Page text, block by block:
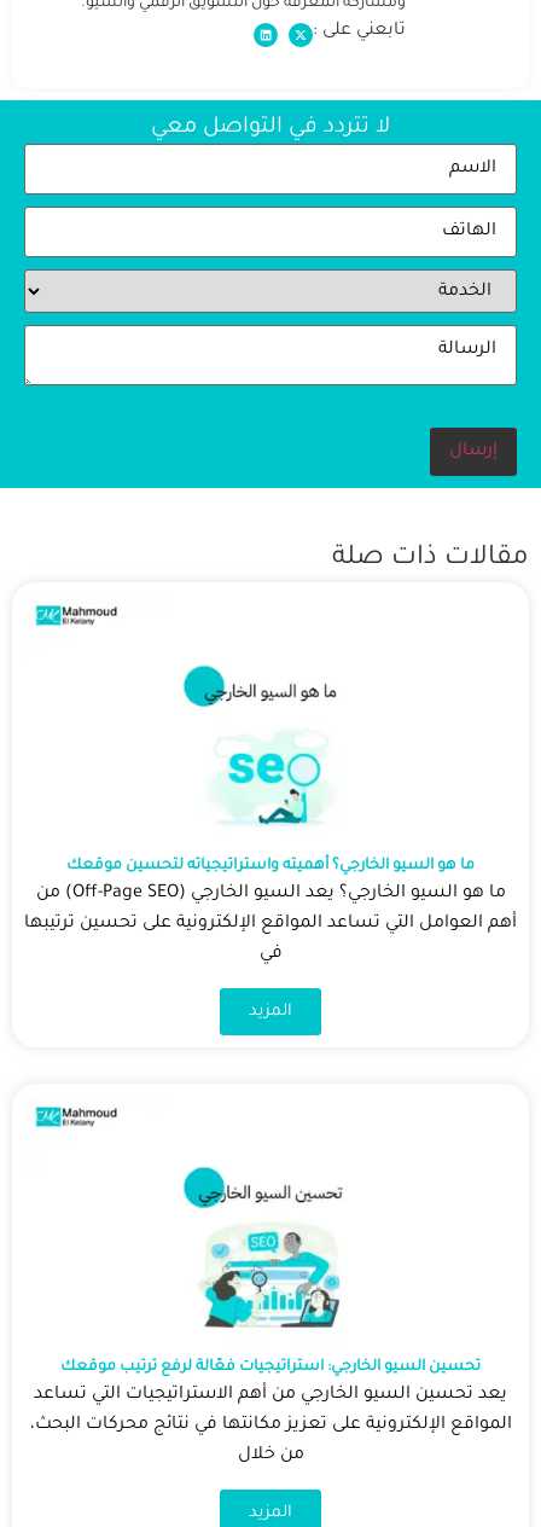
ومشاركة المعرفة حول التسويق الرقمي والسيو.
تابعني على :
لا تتردد في التواصل معي
مقالات ذات صلة
ما هو السيو الخارجي؟ أهميته واستراتيجياته لتحسين موقعك
ما هو السيو الخارجي؟ يعد السيو الخارجي (Off-Page SEO) من
أهم العوامل التي تساعد المواقع الإلكترونية على تحسين ترتيبها
في
المزيد
تحسين السيو الخارجي: استراتيجيات فعّالة لرفع ترتيب موقعك
يعد تحسين السيو الخارجي من أهم الاستراتيجيات التي تساعد
المواقع الإلكترونية على تعزيز مكانتها في نتائج محركات البحث،
من خلال
المزيد